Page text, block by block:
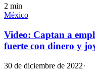
2 min
México
Video: Captan a
fuerte con dinero y
30 de diciembre de 2022·